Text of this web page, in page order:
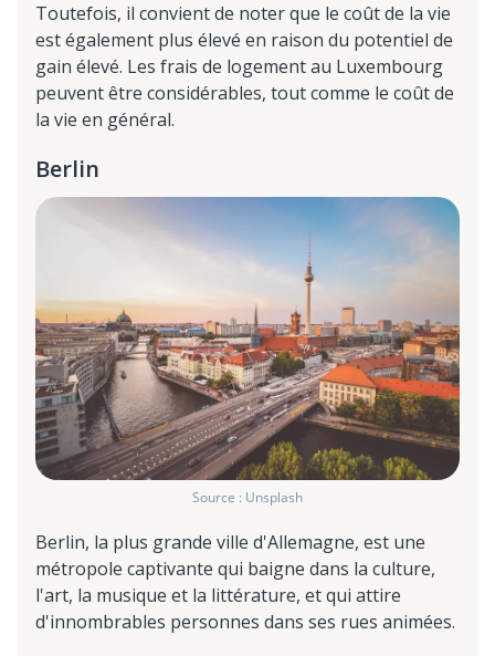
Toutefois, il convient de noter que le coût de la vie
est également plus élevé en raison du potentiel de
gain élevé. Les frais de logement au Luxembourg
peuvent être considérables, tout comme le coût de
la vie en général.
Berlin
Source : Unsplash
Berlin, la plus grande ville d'Allemagne, est une
métropole captivante qui baigne dans la culture,
l'art, la musique et la littérature, et qui attire
d'innombrables personnes dans ses rues animées.